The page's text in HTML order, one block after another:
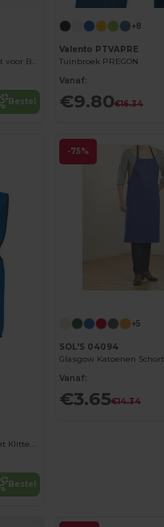
Result R200EV Veiligheidsvest voor Bouwplaats
Bestel
+8
Valento PTVAPRE
Tuinbroek PREGON
Vanaf:
€9.80€16.34
CHASUBLE Veiligheidsvest met Klitteband
Bestel
-75%
+5
SOL'S 04094
Glasgow Katoenen Schort
Vanaf:
€3.65€14.34